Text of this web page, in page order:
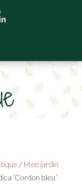
/ Mon jardin
‘Cordon bleu’